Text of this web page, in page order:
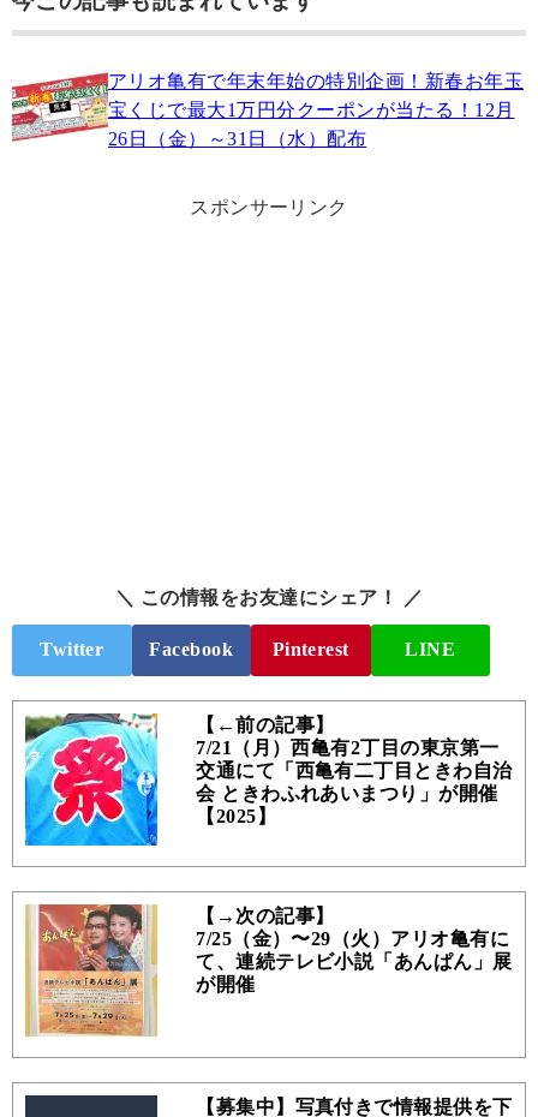
アリオ亀有で年末年始の特別企画！新春お年玉
宝くじで最大1万円分クーポンが当たる！12月
26日（金）～31日（水）配布
スポンサーリンク
＼ この情報をお友達にシェア！ ／
Twitter Facebook Pinterest LINE
【←前の記事】
7/21（月）西亀有2丁目の東京第一
交通にて「西亀有二丁目ときわ自治
会 ときわふれあいまつり」が開催
【2025】
【→次の記事】
7/25（金）〜29（火）アリオ亀有に
て、連続テレビ小説「あんぱん」展
が開催
【募集中】写真付きで情報提供を下